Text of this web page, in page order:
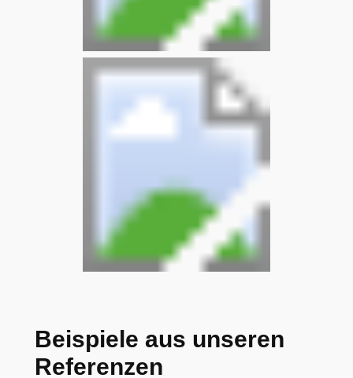
Beispiele aus unseren
Referenzen